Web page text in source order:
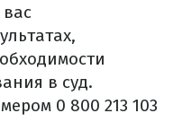
в суд.
0 800 213 103